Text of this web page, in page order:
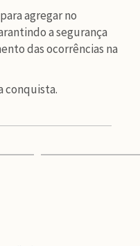
agregar no
a segurança
das ocorrências na
conquista.